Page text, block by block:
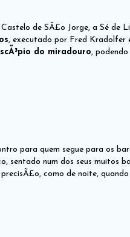
de SÃ£o Jorge, a Sé de
, executado por Fred Kradolfer
do miradouro,
para quem segue para os
sentado num dos seus muitos
como de noite, quando